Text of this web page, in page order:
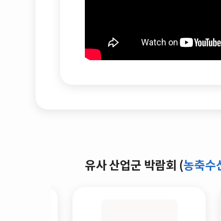
유사 산업군 박람회 (농축수